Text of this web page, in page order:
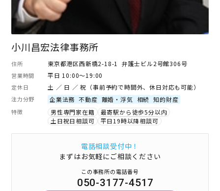
小川昌宏法律事務所
住所 東京都港区西新橋2-18-1 弁護士ビル2号館306号
営業時間 平日 10:00～19:00
定休日 土 ／ 日 ／ 祝（事前予約で時間外、休日対応も可能）
注力分野 企業法務 不動産 離婚・浮気 相続 知的財産
特徴 男性専門家在籍
最寄駅から徒歩5分以内
土日祝日相談可
平日19時以降相談可
電話相談受付中！
まずはお気軽にご相談ください
この事務所の電話番号
050-3177-4517